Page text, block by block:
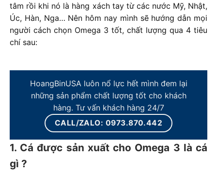
tâm rồi khi nó là hàng xách tay từ các nước Mỹ, Nhật,
Úc, Hàn, Nga… Nên hôm nay mình sẽ hướng dẫn mọi
người cách chọn Omega 3 tốt, chất lượng qua 4 tiêu
chí sau:
HoangBinUSA luôn nổ lực hết mình đem lại
những sản phẩm chất lượng tốt cho khách
hàng. Tư vấn khách hàng 24/7
CALL/ZALO: 0973.870.442
1. Cá được sản xuất cho Omega 3 là cá
gì ?